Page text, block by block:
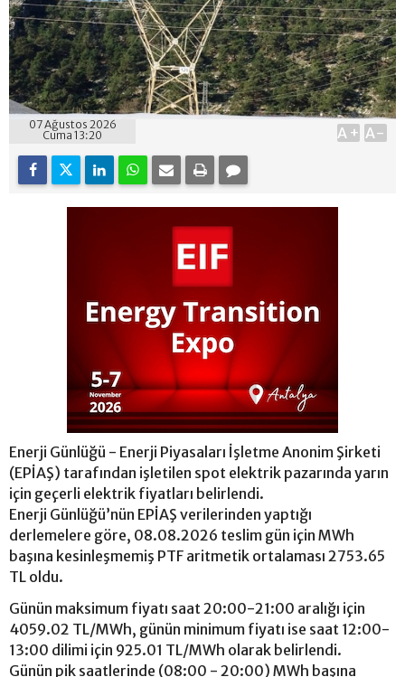
07 Ağustos 2026
Cuma 13:20
A+ A-
Enerji Günlüğü - Enerji Piyasaları İşletme Anonim Şirketi
(EPİAŞ) tarafından işletilen spot elektrik pazarında yarın
için geçerli elektrik fiyatları belirlendi.
Enerji Günlüğü’nün EPİAŞ verilerinden yaptığı
derlemelere göre, 08.08.2026 teslim gün için MWh
başına kesinleşmemiş PTF aritmetik ortalaması 2753.65
TL oldu.
Günün maksimum fiyatı saat 20:00-21:00 aralığı için
4059.02 TL/MWh, günün minimum fiyatı ise saat 12:00-
13:00 dilimi için 925.01 TL/MWh olarak belirlendi.
Günün pik saatlerinde (08:00 - 20:00) MWh başına